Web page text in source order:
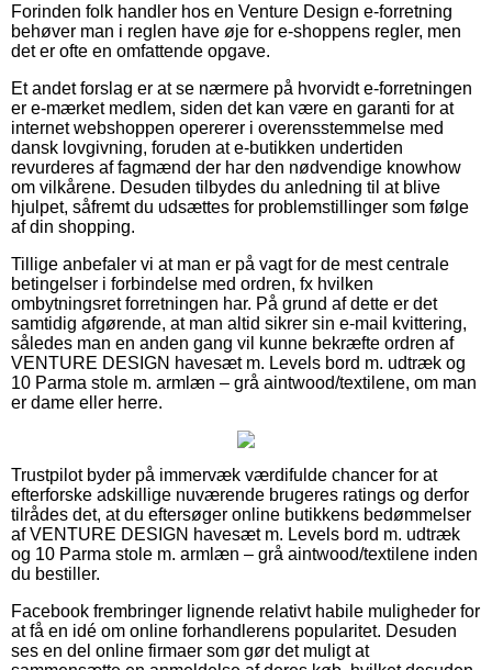
Forinden folk handler hos en Venture Design e-forretning
behøver man i reglen have øje for e-shoppens regler, men
det er ofte en omfattende opgave.
Et andet forslag er at se nærmere på hvorvidt e-forretningen
er e-mærket medlem, siden det kan være en garanti for at
internet webshoppen opererer i overensstemmelse med
dansk lovgivning, foruden at e-butikken undertiden
revurderes af fagmænd der har den nødvendige knowhow
om vilkårene. Desuden tilbydes du anledning til at blive
hjulpet, såfremt du udsættes for problemstillinger som følge
af din shopping.
Tillige anbefaler vi at man er på vagt for de mest centrale
betingelser i forbindelse med ordren, fx hvilken
ombytningsret forretningen har. På grund af dette er det
samtidig afgørende, at man altid sikrer sin e-mail kvittering,
således man en anden gang vil kunne bekræfte ordren af
VENTURE DESIGN havesæt m. Levels bord m. udtræk og
10 Parma stole m. armlæn – grå aintwood/textilene, om man
er dame eller herre.
Trustpilot byder på immervæk værdifulde chancer for at
efterforske adskillige nuværende brugeres ratings og derfor
tilrådes det, at du eftersøger online butikkens bedømmelser
af VENTURE DESIGN havesæt m. Levels bord m. udtræk
og 10 Parma stole m. armlæn – grå aintwood/textilene inden
du bestiller.
Facebook frembringer lignende relativt habile muligheder for
at få en idé om online forhandlerens popularitet. Desuden
ses en del online firmaer som gør det muligt at